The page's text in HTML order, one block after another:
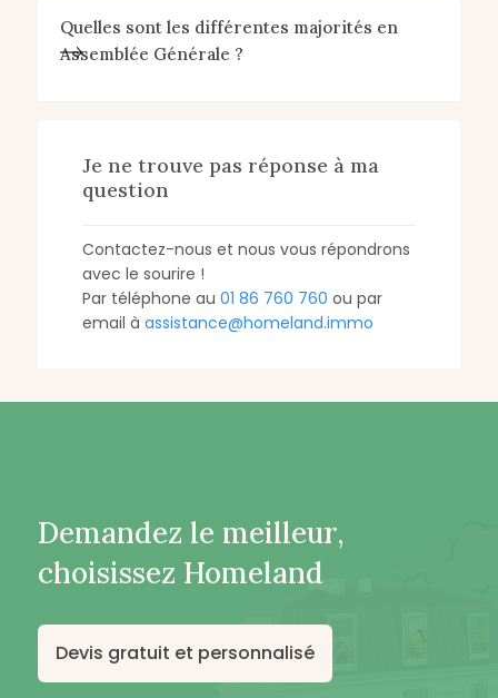
Quelles sont les différentes majorités en
Assemblée Générale ?
Je ne trouve pas réponse à ma
question
Contactez-nous et nous vous répondrons
avec le sourire !
Par téléphone au 01 86 760 760 ou par
email à assistance@homeland.immo
Demandez le meilleur,
choisissez Homeland
Devis gratuit et personnalisé